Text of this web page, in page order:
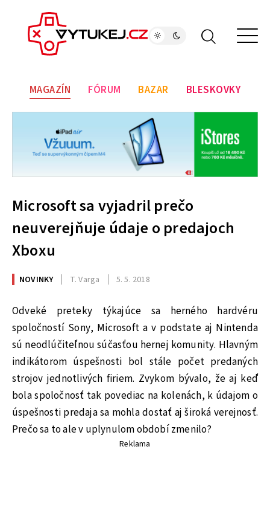
MAGAZÍN FÓRUM BAZAR BLESKOVKY
Microsoft sa vyjadril prečo
neuverejňuje údaje o predajoch
Xboxu
NOVINKY T. Varga 5. 5. 2018
Odveké preteky týkajúce sa herného hardvéru
spoločností Sony, Microsoft a v podstate aj Nintenda
sú neodlúčiteľnou súčasťou hernej komunity. Hlavným
indikátorom úspešnosti bol stále počet predaných
strojov jednotlivých firiem. Zvykom bývalo, že aj keď
bola spoločnosť tak povediac na kolenách, k údajom o
úspešnosti predaja sa mohla dostať aj široká verejnosť.
Prečo sa to ale v uplynulom období zmenilo?
Reklama